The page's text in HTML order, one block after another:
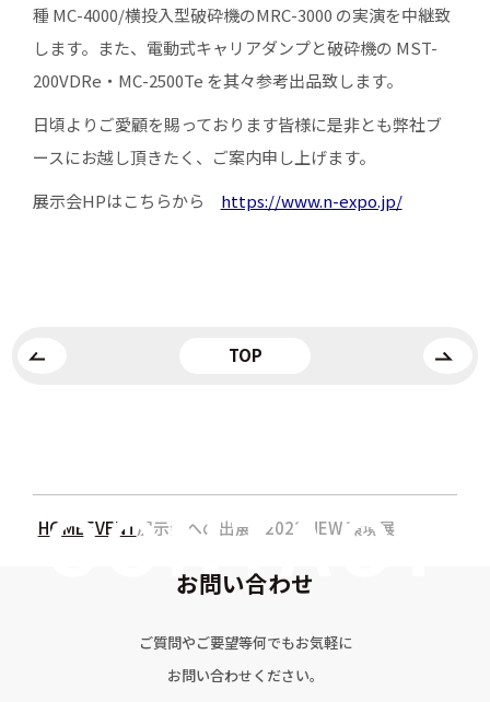
種 MC-4000/横投入型破砕機のMRC-3000 の実演を中継致
します。また、電動式キャリアダンプと破砕機の MST-
200VDRe・MC-2500Te を其々参考出品致します。
日頃よりご愛顧を賜っております皆様に是非とも弊社ブ
ースにお越し頂きたく、ご案内申し上げます。
展示会HPはこちらから https://www.n-expo.jp/
TOP
HOMEEVENT 展示会への出展 / 2022 NEW 環境展
お問い合わせ
ご質問やご要望等何でもお気軽に
お問い合わせください。